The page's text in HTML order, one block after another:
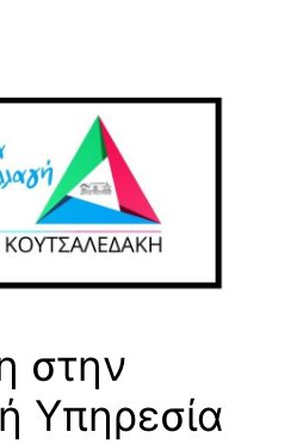
στην
Υπηρεσία